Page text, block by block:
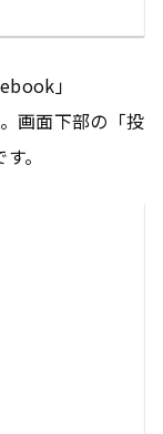
」
画面下部の「投
。